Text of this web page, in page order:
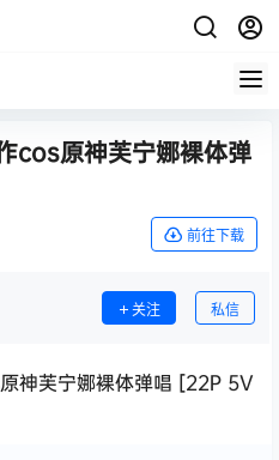
cos原神芙宁娜裸体弹
前往下载
关注 私信
神芙宁娜裸体弹唱 [22P 5V